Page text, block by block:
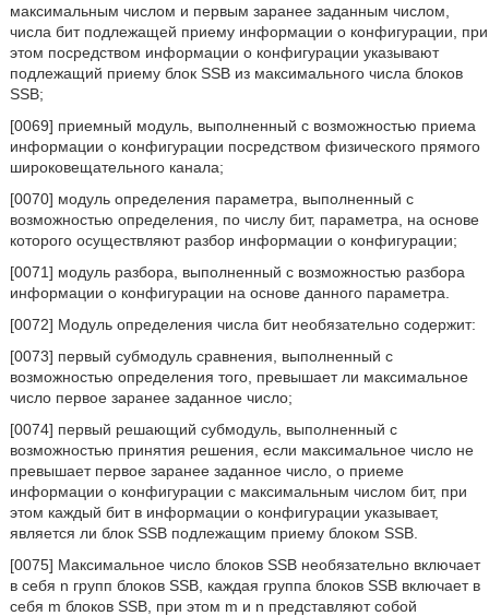
максимальным числом и первым заранее заданным числом,
числа бит подлежащей приему информации о конфигурации, при
этом посредством информации о конфигурации указывают
подлежащий приему блок SSB из максимального числа блоков
SSB;
[0069] приемный модуль, выполненный с возможностью приема
информации о конфигурации посредством физического прямого
широковещательного канала;
[0070] модуль определения параметра, выполненный с
возможностью определения, по числу бит, параметра, на основе
которого осуществляют разбор информации о конфигурации;
[0071] модуль разбора, выполненный с возможностью разбора
информации о конфигурации на основе данного параметра.
[0072] Модуль определения числа бит необязательно содержит:
[0073] первый субмодуль сравнения, выполненный с
возможностью определения того, превышает ли максимальное
число первое заранее заданное число;
[0074] первый решающий субмодуль, выполненный с
возможностью принятия решения, если максимальное число не
превышает первое заранее заданное число, о приеме
информации о конфигурации с максимальным числом бит, при
этом каждый бит в информации о конфигурации указывает,
является ли блок SSB подлежащим приему блоком SSB.
[0075] Максимальное число блоков SSB необязательно включает
в себя n групп блоков SSB, каждая группа блоков SSB включает в
себя m блоков SSB, при этом m и n представляют собой